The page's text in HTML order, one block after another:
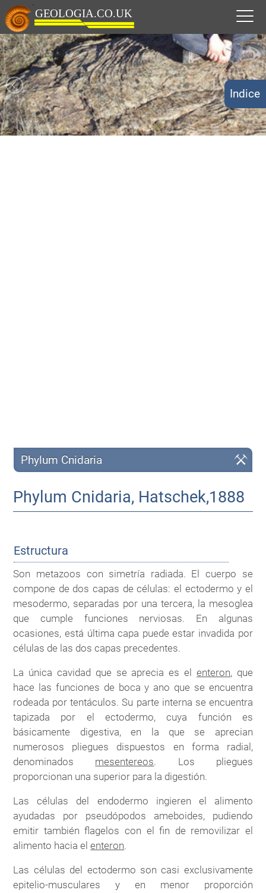
Phylum Cnidaria
Phylum Cnidaria, Hatschek,1888
Estructura
Son metazoos con simetría radiada. El cuerpo se
compone de dos capas de células: el ectodermo y el
mesodermo, separadas por una tercera, la mesoglea
que cumple funciones nerviosas. En algunas
ocasiones, está última capa puede estar invadida por
células de las dos capas precedentes.
La única cavidad que se aprecia es el enteron, que
hace las funciones de boca y ano que se encuentra
rodeada por tentáculos. Su parte interna se encuentra
tapizada por el ectodermo, cuya función es
básicamente digestiva, en la que se aprecian
numerosos pliegues dispuestos en forma radial,
denominados mesentereos. Los pliegues
proporcionan una superior para la digestión.
Las células del endodermo ingieren el alimento
ayudadas por pseudópodos ameboides, pudiendo
emitir también flagelos con el fin de removilizar el
alimento hacia elenteron.
Las células del ectodermo son casi exclusivamente
epitelio-musculares y en menor proporción
Indice